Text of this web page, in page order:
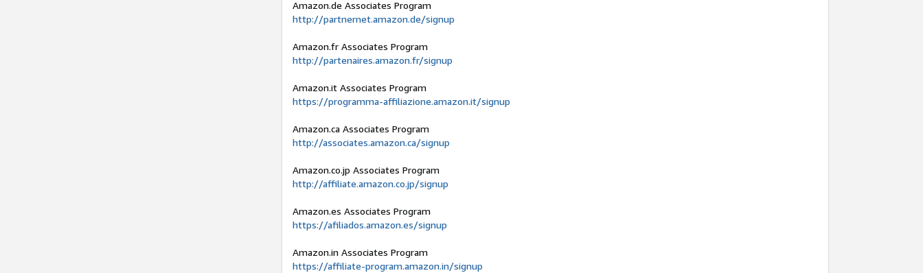
Amazon.de Associates Program
http://partnernet.amazon.de/signup
Amazon.fr Associates Program
http://partenaires.amazon.fr/signup
Amazon.it Associates Program
https://programma-affiliazione.amazon.it/signup
Amazon.ca Associates Program
http://associates.amazon.ca/signup
Amazon.co.jp Associates Program
http://affiliate.amazon.co.jp/signup
Amazon.es Associates Program
https://afiliados.amazon.es/signup
Amazon.in Associates Program
https://affiliate-program.amazon.in/signup